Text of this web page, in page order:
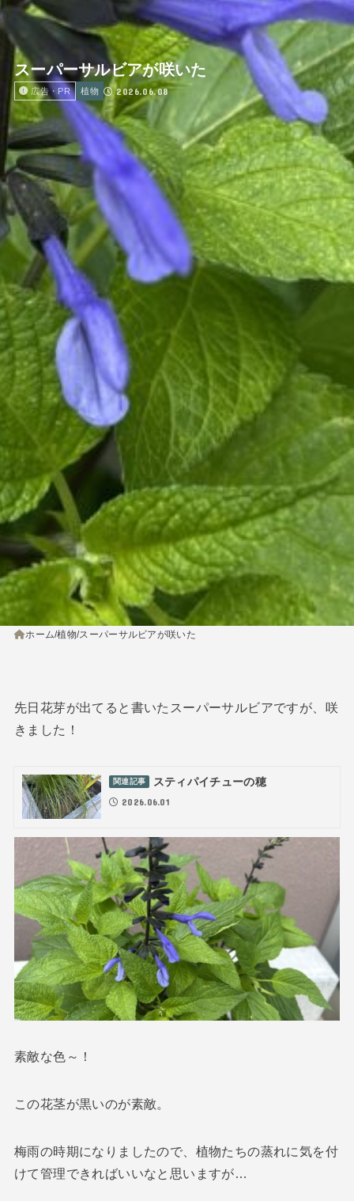
スーパーサルビアが咲いた
広告・PR 植物 2026.06.08
ホーム 植物 スーパーサルビアが咲いた
先日花芽が出てると書いたスーパーサルビアですが、咲
きました！
関連記事 スティパイチューの穂
2026.06.01
素敵な色～！
この花茎が黒いのが素敵。
梅雨の時期になりましたので、植物たちの蒸れに気を付
けて管理できればいいなと思いますが…